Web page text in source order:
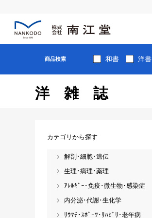
商品検索 和書 洋書
洋雑誌
カテゴリから探す
解剖･細胞･遺伝
生理･病理･薬理
ｱﾚﾙｷﾞｰ･免疫･微生物･感染症
内分泌･代謝･生化学
ﾘｳﾏﾁ･ｽﾎﾟｰﾂ･ﾘﾊﾋﾞﾘ･老年病